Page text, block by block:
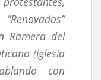
Ramera del
(iglesia
con